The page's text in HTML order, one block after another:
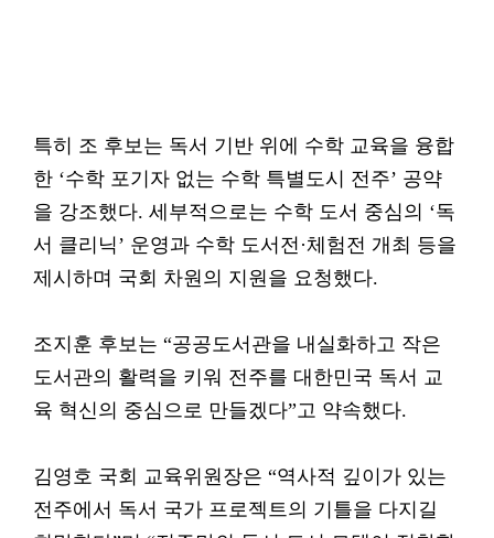
특히 조 후보는 독서 기반 위에 수학 교육을 융합
한 ‘수학 포기자 없는 수학 특별도시 전주’ 공약
을 강조했다. 세부적으로는 수학 도서 중심의 ‘독
서 클리닉’ 운영과 수학 도서전·체험전 개최 등을
제시하며 국회 차원의 지원을 요청했다.
조지훈 후보는 “공공도서관을 내실화하고 작은
도서관의 활력을 키워 전주를 대한민국 독서 교
육 혁신의 중심으로 만들겠다”고 약속했다.
김영호 국회 교육위원장은 “역사적 깊이가 있는
전주에서 독서 국가 프로젝트의 기틀을 다지길